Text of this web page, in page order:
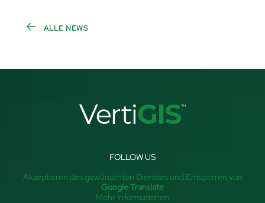
ALLE NEWS
FOLLOW US
Akzeptieren des gewünschten Dienstes und Entsperren von
Google Translate
Mehr Informationen